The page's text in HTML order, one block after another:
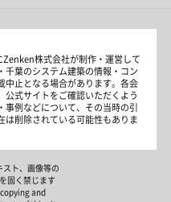
株式会社が制作・運営して
千葉のシステム建築の情報・コン
中止となる場合があります。各会
式サイトをご確認いただくよう
事例などについて、その当時の引
は削除されている可能性もありま
スト、画像等の
固く禁じます
and